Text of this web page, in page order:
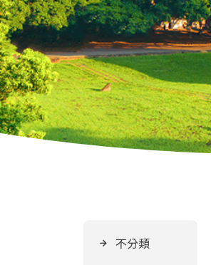
不分類